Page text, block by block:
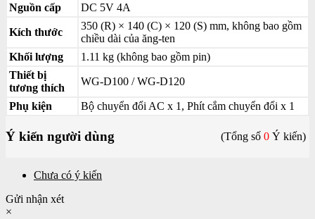
Nguồn cấp DC 5V 4A
Kích thước
350 (R) × 140 (C) × 120 (S) mm, không bao gồm
chiều dài của ăng-ten
Khối lượng
1.11 kg (không bao gồm pin)
Thiết bị
tương thích
WG-D100 / WG-D120
Phụ kiện Bộ chuyển đổi AC x 1, Phít cắm chuyển đổi x 1
Ý kiến người dùng (Tổng số 0 Ý kiến)
Chưa có ý kiến
Gửi nhận xét
×